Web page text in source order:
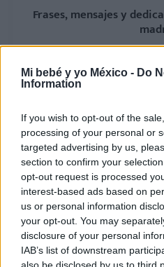
Mi bebé y yo México - Do
Information
If you wish to opt-out of the
processing of your personal or
targeted advertising by us,
section to confirm your
opt-out request is processed
interest-based ads based on
us or personal information
your opt-out. You may
disclosure of your personal
IAB’s list of downstream
also be disclosed by us to third
Frases, mensajes y
Frases de madre a hija y